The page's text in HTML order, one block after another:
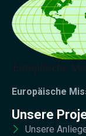
Europäische
Unsere
Unsere